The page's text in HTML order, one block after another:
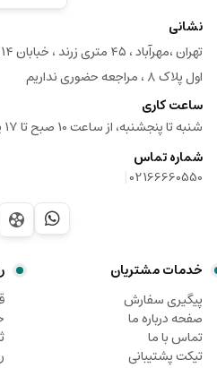
نشانی
اول پلاک ۸ ، مراجعه حضوری نداریم
ساعت کاری
شنبه تا پنجشنبه، از ساعت 10 صبح تا 17 پاسخگوی صدای گرم شما هستیم
شماره تماس
02166660550
|
خدمات مشتریان
پیگیری سفارش
صفحه درباره ما
تماس با ما
تیکت پشتیبانی